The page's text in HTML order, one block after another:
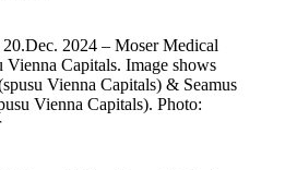
2024 – Moser Medical
Vienna Capitals. Image shows
Vienna Capitals) & Seamus
Vienna Capitals). Photo: